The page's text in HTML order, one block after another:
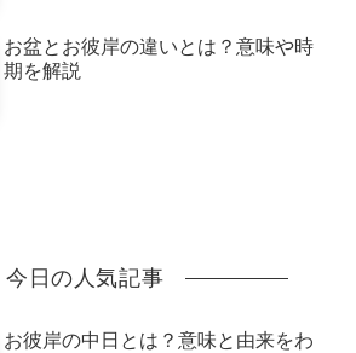
お盆とお彼岸の違いとは？意味や時
期を解説
今日の人気記事
お彼岸の中日とは？意味と由来をわ